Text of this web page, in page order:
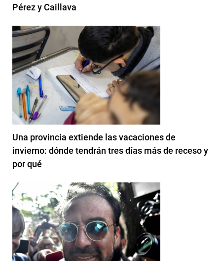
Pérez y Caillava
Una provincia extiende las vacaciones de
invierno: dónde tendrán tres días más de receso y
por qué